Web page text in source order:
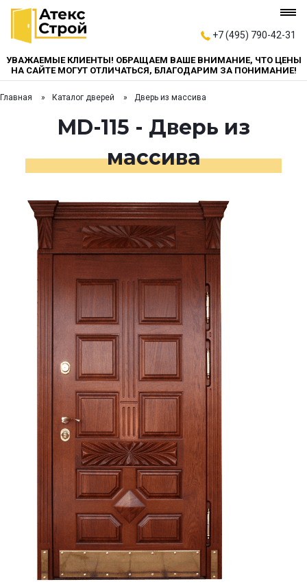
+7 (495) 790-42-31
УВАЖАЕМЫЕ КЛИЕНТЫ! ОБРАЩАЕМ ВАШЕ ВНИМАНИЕ, ЧТО ЦЕНЫ
НА САЙТЕ МОГУТ ОТЛИЧАТЬСЯ, БЛАГОДАРИМ ЗА ПОНИМАНИЕ!
Главная Каталог дверей Дверь из массива
MD-115 - Дверь из
массива